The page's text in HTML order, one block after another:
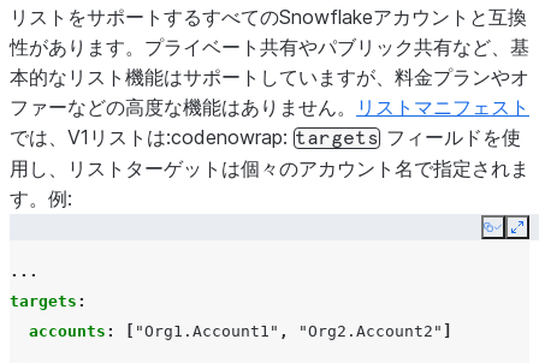
リストをサポートするすべてのSnowflakeアカウントと互換
性があります。プライベート共有やパブリック共有など、基
本的なリスト機能はサポートしていますが、料金プランやオ
ファーなどの高度な機能はありません。
リストマニフェスト
では、V1リストは:codenowrap: targets フィールドを使
用し、リストターゲットは個々のアカウント名で指定されま
す。例:
Copy
...
targets :
accounts : "Org1.Account1" , "Org2.Account2"